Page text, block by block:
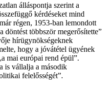
álláspontja szerint a
kérdéseket mind
régen, 1953-ban lemondott
döntést többször megerősítette”
hírügynökségeknek
hogy a jóvátétel ügyének
mai európai rend épül”.
is vállalja a második
felelősségét”.